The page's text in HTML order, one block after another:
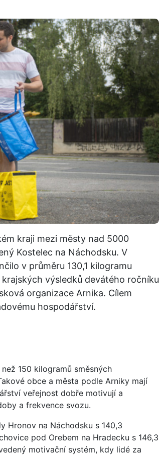
kraji mezi městy nad 5000
Kostelec na Náchodsku. V
v průměru 130,1 kilogramu
výsledků devátého ročníku
organizace Arnika. Cílem
hospodářství.
150 kilogramů směsných
obce a města podle Arniky mají
veřejnost dobře motivují a
a frekvence svozu.
Hronov na Náchodsku s 140,3
pod Orebem na Hradecku s 146,3
motivační systém, kdy lidé za